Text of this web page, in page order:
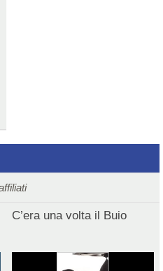
C’era una volta il Buio